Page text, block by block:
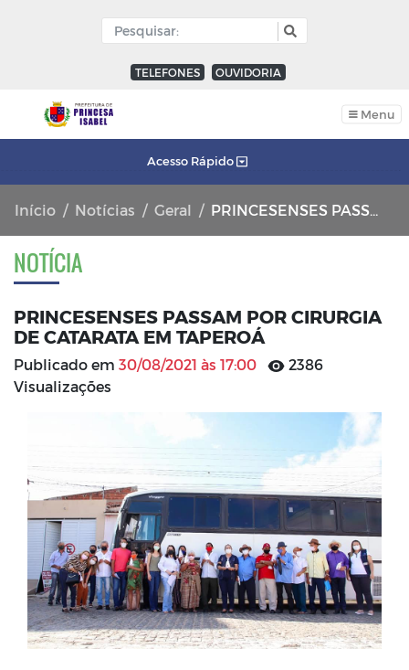
TELEFONES OUVIDORIA
Menu
Acesso Rápido
Início Notícias Geral PRINCESENSES PASSAM POR CIRURGIA DE CATARATA EM TAPEROÁ
NOTÍCIA
PRINCESENSES PASSAM POR CIRURGIA
DE CATARATA EM TAPEROÁ
Publicado em 30/08/2021 às 17:00
2386
Visualizações